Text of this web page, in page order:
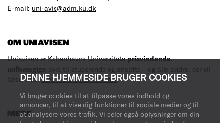
DENNE HJEMMESIDE BRUGER COOKIES
Vi bruger cookies til at tilpasse vores indhold og
annoncer, til at vise dig funktioner til sociale medier og til
at analysere vores trafik. Vi deler også oplysninger om din
E-mail: uni-avis@adm.ku.dk
OM UNIAVISEN
Uniavisen er Københavns Universitetsprisvindende,
uafhængige avis til studerende og ansatte – og alle andre, der vil
læse med.Læs mere om avisen her.
MERE